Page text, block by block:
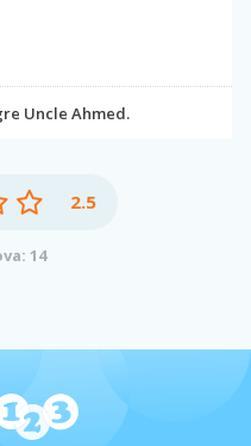
Uncle Ahmed.
2.5
14